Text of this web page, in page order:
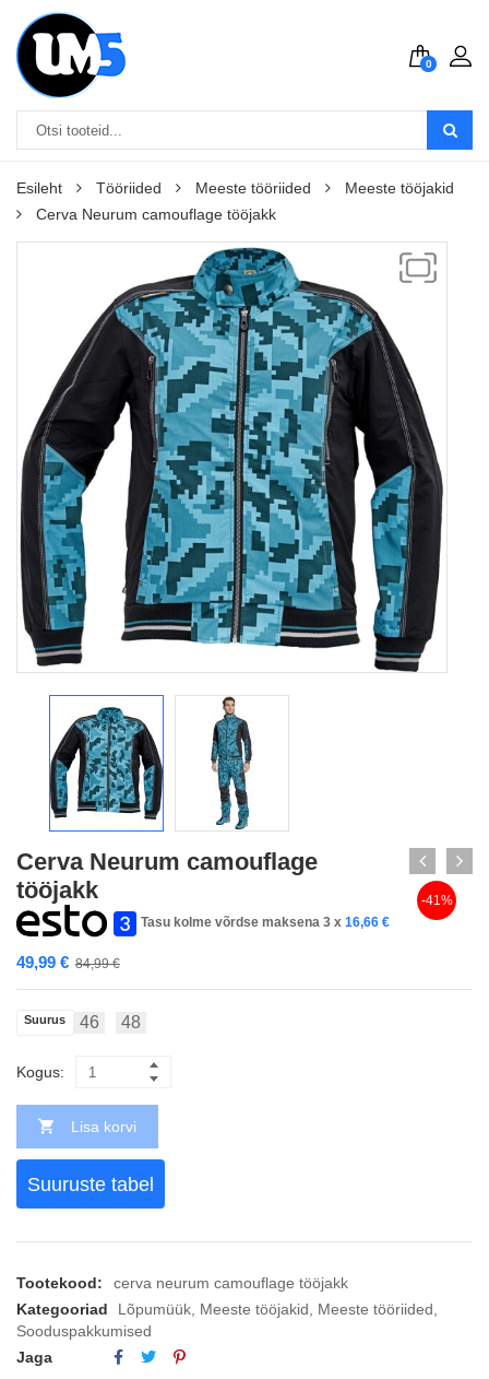
0
Esileht Tööriided Meeste tööriided
Meeste tööjakid
Cerva Neurum camouflage tööjakk
Cerva Neurum camouflage
tööjakk
Tasu kolme võrdse maksena 3 x 16,66 €
84,99€
49,99 €
-41%
Suurus 46 48
Kogus:
Lisa korvi
Suuruste tabel
Tootekood:
cerva neurum camouflage tööjakk
Kategooriad
Lõpumüük Meeste tööjakid Meeste tööriided
Sooduspakkumised
Jaga